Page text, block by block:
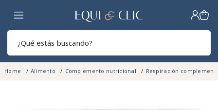
Hogar
Home Alimento Complemento nutricional Respiración